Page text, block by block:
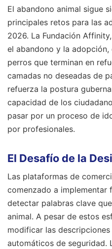
El abandono animal sigue
principales retos para las
2026. La Fundación
el abandono y la adopción,
perros que terminan en
camadas no deseadas de
refuerza la postura
capacidad de los
pasar por un proceso de
por profesionales.
El Desafío de la
Las plataformas de
comenzado a
detectar palabras clave
animal. A pesar de estos
modificar las
automáticos de seguridad.